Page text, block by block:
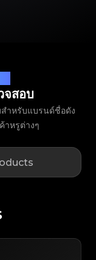
จสอบ
ำหรับแบรนด์ชื่อดัง
หรูต่างๆ